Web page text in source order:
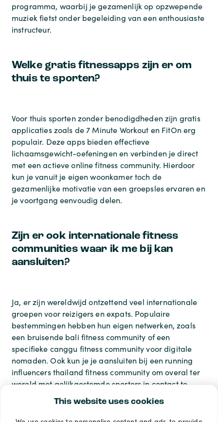
This website uses cookies
programma, waarbij je gezamenlijk op opzwepende
muziek fietst onder begeleiding van een enthousiaste
instructeur.
Welke gratis fitnessapps zijn er om
thuis te sporten?
Voor thuis sporten zonder benodigdheden zijn gratis
applicaties zoals de 7 Minute Workout en FitOn erg
populair. Deze apps bieden effectieve
lichaamsgewicht-oefeningen en verbinden je direct
met een actieveonline fitness community. Hierdoor
kun je vanuit je eigen woonkamer toch de
gezamenlijke motivatie van een groepsles ervaren en
je voortgang eenvoudig delen.
Zijn er ook internationale fitness
communities waar ik me bij kan
aansluiten?
Ja, er zijn wereldwijd ontzettend veel internationale
groepen voor reizigers en expats. Populaire
bestemmingen hebben hun eigen netwerken, zoals
een bruisende bali fitness community of een
specifieke canggu fitness communityvoor digitale
nomaden. Ook kun je je aansluiten bij een running
influencers thailand fitness communityom overal ter
wereld met gelijkgestemde sporters in contact te